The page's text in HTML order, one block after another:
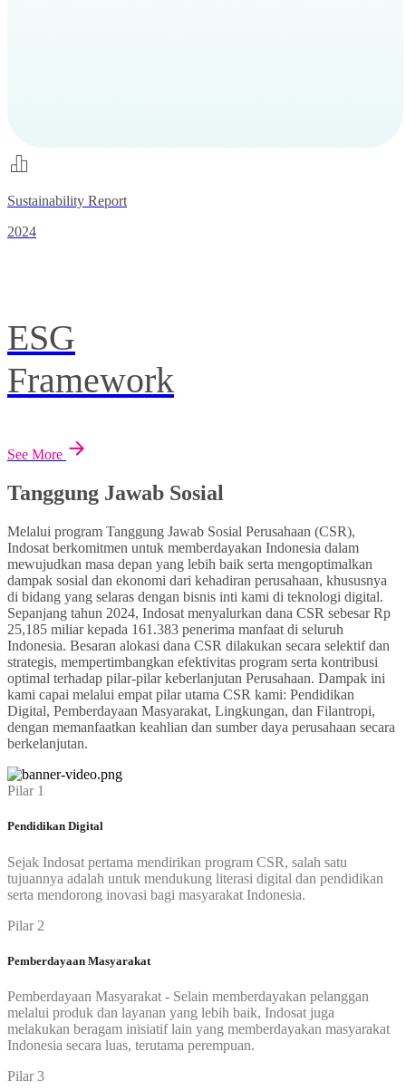
Sustainability Report
2024
ESG
Framework
See More
Tanggung Jawab Sosial
Melalui program Tanggung Jawab Sosial Perusahaan (CSR),
Indosat berkomitmen untuk memberdayakan Indonesia dalam
mewujudkan masa depan yang lebih baik serta mengoptimalkan
dampak sosial dan ekonomi dari kehadiran perusahaan, khususnya
di bidang yang selaras dengan bisnis inti kami di teknologi digital.
Sepanjang tahun 2024, Indosat menyalurkan dana CSR sebesar Rp
25,185 miliar kepada 161.383 penerima manfaat di seluruh
Indonesia. Besaran alokasi dana CSR dilakukan secara selektif dan
strategis, mempertimbangkan efektivitas program serta kontribusi
optimal terhadap pilar-pilar keberlanjutan Perusahaan. Dampak ini
kami capai melalui empat pilar utama CSR kami: Pendidikan
Digital, Pemberdayaan Masyarakat, Lingkungan, dan Filantropi,
dengan memanfaatkan keahlian dan sumber daya perusahaan secara
berkelanjutan.
Pilar 1
Pendidikan Digital
Sejak Indosat pertama mendirikan program CSR, salah satu
tujuannya adalah untuk mendukung literasi digital dan pendidikan
serta mendorong inovasi bagi masyarakat Indonesia.
Pilar 2
Pemberdayaan Masyarakat
Pemberdayaan Masyarakat - Selain memberdayakan pelanggan
melalui produk dan layanan yang lebih baik, Indosat juga
melakukan beragam inisiatif lain yang memberdayakan masyarakat
Indonesia secara luas, terutama perempuan.
Pilar 3